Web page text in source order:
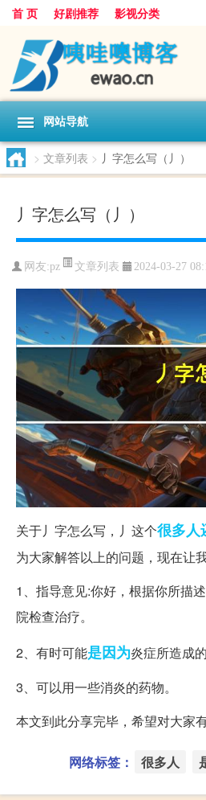
首 页 好剧推荐 影视分类
网站导航
> 文章列表 > 丿字怎么写（丿）
丿字怎么写（丿）
网友:pz 文章列表 2024-03-27
关于丿字怎么写，丿这个很多人
为大家解答以上的问题，现在让
1、指导意见:你好，根据你所描
院检查治疗。
2、有时可能是因为炎症所造成的
3、可以用一些消炎的药物。
本文到此分享完毕，希望对大家有
网络标签： 很多人